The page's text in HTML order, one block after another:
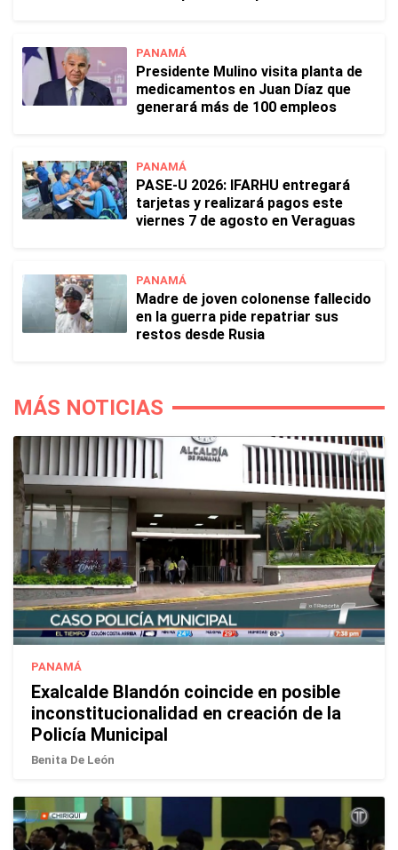
PANAMÁ
Presidente Mulino visita planta de
medicamentos en Juan Díaz que
generará más de 100 empleos
PANAMÁ
PASE-U 2026: IFARHU entregará
tarjetas y realizará pagos este
viernes 7 de agosto en Veraguas
PANAMÁ
Madre de joven colonense fallecido
en la guerra pide repatriar sus
restos desde Rusia
MÁS NOTICIAS
PANAMÁ
Exalcalde Blandón coincide en posible
inconstitucionalidad en creación de la
Policía Municipal
Benita De León